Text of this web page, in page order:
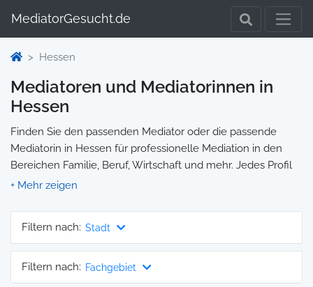
MediatorGesucht.de
Hessen
Mediatoren und Mediatorinnen in
Hessen
Finden Sie den passenden Mediator oder die passende
Mediatorin in Hessen für professionelle Mediation in den
Bereichen Familie, Beruf, Wirtschaft und mehr. Jedes Profil
enthält Informationen zu Qualifikationen und
Ihre Mediation auswählen und direkt kontaktieren können.
Wir selbst vermitteln keine Mediationen, sondern stellen die
Plattform zur Verfügung, um Ihnen die Suche zu erleichtern.
Filtern nach: Stadt
Filtern nach: Fachgebiet